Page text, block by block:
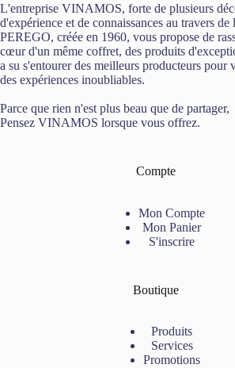
L'entreprise VINAMOS, forte de plusieurs
d'expérience et de connaissances au travers de
PEREGO, créée en 1960, vous propose de
cœur d'un même coffret, des produits
a su s'entourer des meilleurs producteurs pour
des expériences inoubliables.
Parce que rien n'est plus beau que de partager,
Pensez VINAMOS lorsque vous offrez.
Compte
Mon Compte
Mon Panier
S'inscrire
Boutique
Produits
Services
Promotions